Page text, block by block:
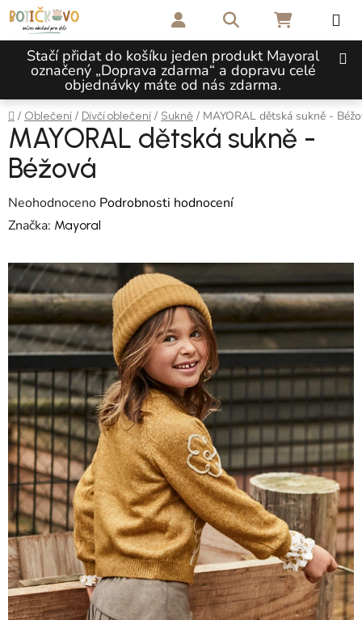
Přejít na obsah
Stačí přidat do košíku jeden produkt Mayoral
označený „Doprava zdarma“ a dopravu celé
objednávky máte od nás zdarma.
Hledat NÁKUPNÍ
Domů
/ Oblečení / Dívčí oblečení / Sukně / MAYORAL dětská sukně -
MAYORAL dětská sukně -
Béžová
Průměrné hodnocení produktu je 0,0 z 5 hvězdiček.
Neohodnoceno Podrobnosti hodnocení
Značka: Mayoral